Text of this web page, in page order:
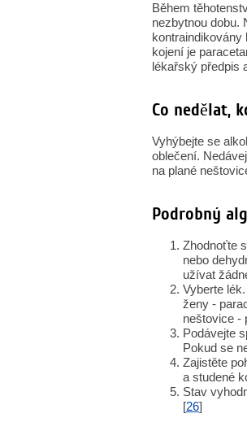
Během
nezbytnou dobu.
kojení je
lékařský předpis
Co nedělat,
Vyhýbejte se
oblečení.
na plané
Podrobný
Zhodnoťte
nebo
užívat
Vyberte
ženy -
neštovice -
Podávejte
Pokud se
Zajistěte
a studené
Stav
[26]